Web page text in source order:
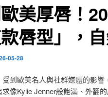
美厚唇！
款唇型」，
05-28
到歐美名人與社群媒體的影
像Kylie Jenner般飽滿、外翻